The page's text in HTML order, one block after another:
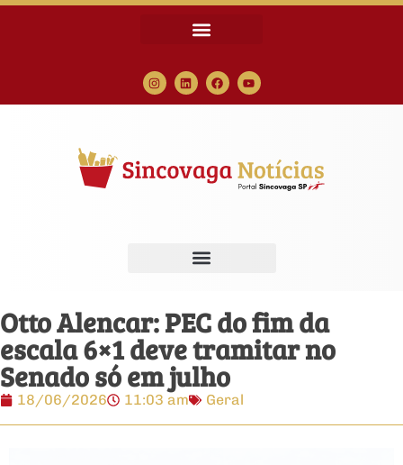
Otto Alencar: PEC do fim da
escala 6×1 deve tramitar no
Senado só em julho
18/06/2026 11:03 am Geral